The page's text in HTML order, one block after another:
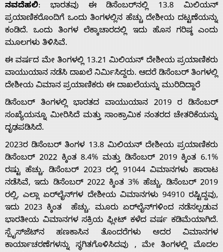
Home
About
Us
ನವದೆಹಲಿ: ಭಾರತವು ಈ ಡಿಸೆಂಬರ್‌ನಲ್ಲಿ 13.8 ಮಿಲಿಯನ್
ಪ್ರಯಾಣಿಕರೊಂದಿಗೆ ಒಂದು ತಿಂಗಳಲ್ಲಿನ ಹೆಚ್ಚು ದೇಶೀಯ ದಟ್ಟಣೆಯನ್ನು
ಕಂಡಿದೆ. ಒಂದು ತಿಂಗಳ ಲೆಕ್ಕಾಚಾರದಲ್ಲಿ ಇದು ಹೊಸ ಗರಿಷ್ಠ ಎಂದು
ಮೂಲಗಳು ತಿಳಿಸಿವೆ.
ಈ ವರ್ಷದ ಮೇ ತಿಂಗಳಲ್ಲಿ 13.21 ಮಿಲಿಯನ್ ದೇಶೀಯ ಪ್ರಯಾಣಿಕರು
ವಾಯುಯಾನ ನಡೆಸಿ ದಾಖಲೆ‌ ನಿರ್ಮಿಸಿದ್ದರು. ಆದರೆ ಡಿಸೆಂಬರ್ ತಿಂಗಳಲ್ಲಿ
ದೇಶೀಯ ವಿಮಾನ ಪ್ರಯಾಣಿಕರು ಈ ದಾಖಲೆಯನ್ನು ಮುರಿದಿದ್ದಾರೆ
ಡಿಸೆಂಬರ್ ತಿಂಗಳಲ್ಲಿ ಭಾರತದ ವಾಯುಯಾನ 2019 ರ ಡಿಸೆಂಬರ್
ಸಂಖ್ಯೆಯನ್ನೂ ಮೀರಿಸಿದೆ ಮತ್ತು ಸಾಂಕ್ರಾಮಿಕ ನಂತರದ ಚೇತರಿಕೆಯನ್ನು
ದೃಢಪಡಿಸಿದೆ.
2023ರ ಡಿಸೆಂಬರ್ ತಿಂಗಳ 13.8 ಮಿಲಿಯನ್ ದೇಶೀಯ ಪ್ರಯಾಣಿಕರು
ಡಿಸೆಂಬರ್ 2022 ಕ್ಕಿಂತ 8.4% ಮತ್ತು ಡಿಸೆಂಬರ್ 2019 ಕ್ಕಿಂತ 6.1%
ರಷ್ಟು ಹೆಚ್ಚು. ಡಿಸೆಂಬರ್ 2023 ರಲ್ಲಿ 91044 ವಿಮಾನಗಳು ಹಾರಾಟ
ನಡೆಸಿವೆ, ಇದು ಡಿಸೆಂಬರ್ 2022 ಕ್ಕಿಂತ 3% ಹೆಚ್ಚು. ಡಿಸೆಂಬರ್ 2019
ರಲ್ಲಿ, ಎಲ್ಲಾ ಏರ್‌ಲೈನ್‌ಗಳ ದೇಶೀಯ ವಿಮಾನಗಳು 94910 ರಷ್ಟಿದ್ದವು,
ಇದು 2023 ಕ್ಕಿಂತ ಹೆಚ್ಚು. ಮೂರು ಏರ್‌ಲೈನ್‌ಗಳಿಂದ ನಡೆಸಲ್ಪಡುವ
ಭಾರತೀಯ ವಿಮಾನಗಳ ಸಕ್ರಿಯ ಫ್ಲೀಟ್ ಕಳೆದ ವರ್ಷ ಕಡಿಮೆಯಾಗಿದೆ.
ಸ್ಪೈಸ್‌ಜೆಟ್‌ನ ಹಣಕಾಸಿನ ತೊಂದರೆಗಳು ಅದರ ವಿಮಾನಗಳ
ಕಾರ್ಯಾಚರಣೆಗಳನ್ನು ಸ್ಥಗಿತಗೊಳಿಸಿದವು , ಮೇ ತಿಂಗಳಲ್ಲಿ ಮೊದಲ